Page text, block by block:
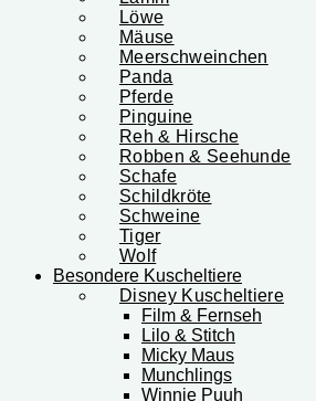
Löwe
Mäuse
Meerschweinchen
Panda
Pferde
Pinguine
Reh & Hirsche
Robben & Seehunde
Schafe
Schildkröte
Schweine
Tiger
Wolf
Besondere Kuscheltiere
Disney Kuscheltiere
Film & Fernseh
Lilo & Stitch
Micky Maus
Munchlings
Winnie Puuh